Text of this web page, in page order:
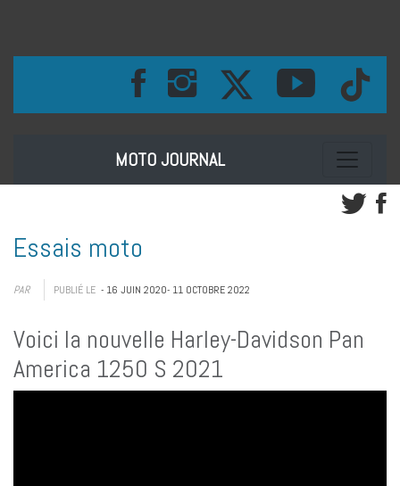
MOTO JOURNAL Toggle
Essais moto
PAR PUBLIÉ LE - 16 JUIN 2020- 11 OCTOBRE 2022
Voici la nouvelle Harley-Davidson Pan
America 1250 S 2021